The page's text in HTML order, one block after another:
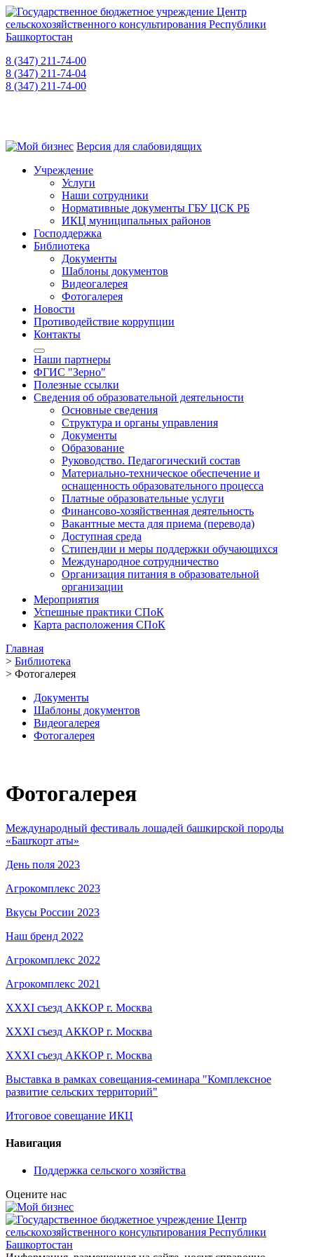
8 (347) 211-74-00
8 (347) 211-74-04
8 (347) 211-74-00
Версия для слабовидящих
Учреждение
Услуги
Наши сотрудники
Нормативные документы ГБУ ЦСК РБ
ИКЦ муниципальных районов
Господдержка
Библиотека
Документы
Шаблоны документов
Видеогалерея
Фотогалерея
Новости
Противодействие коррупции
Контакты
Наши партнеры
ФГИС "Зерно"
Полезные ссылки
Сведения об образовательной деятельности
Основные сведения
Структура и органы управления
Документы
Образование
Руководство. Педагогический состав
Материально-техническое обеспечение и
оснащенность образовательного процесса
Платные образовательные услуги
Финансово-хозяйственная деятельность
Вакантные места для приема (перевода)
Доступная среда
Стипендии и меры поддержки обучающихся
Международное сотрудничество
Организация питания в образовательной
организации
Мероприятия
Успешные практики СПоК
Карта расположения СПоК
Главная
> Библиотека
> Фотогалерея
Документы
Шаблоны документов
Видеогалерея
Фотогалерея
Фотогалерея
Международный фестиваль лошадей башкирской породы
«Башҡорт аты»
День поля 2023
Агрокомплекс 2023
Вкусы России 2023
Наш бренд 2022
Агрокомплекс 2022
Агрокомплекс 2021
ХХХI съезд АККОР г. Москва
ХХХI съезд АККОР г. Москва
ХХХI съезд АККОР г. Москва
Выставка в рамках совещания-семинара "Комплексное
развитие сельских территорий"
Итоговое совещание ИКЦ
Навигация
Поддержка сельского хозяйства
Оцените нас